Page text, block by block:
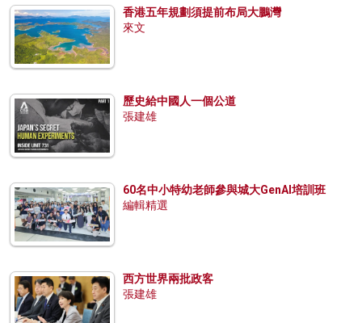
香港五年規劃須提前布局大鵬灣
來文
歷史給中國人一個公道
張建雄
60名中小特幼老師參與城大GenAI培訓班
編輯精選
西方世界兩批政客
張建雄